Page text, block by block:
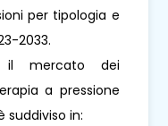
per tipologia e
2033.
il mercato dei
a pressione
suddiviso in: